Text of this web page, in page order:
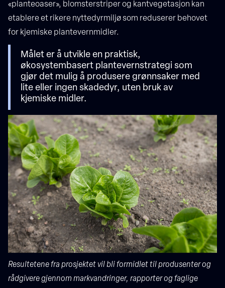
«planteoaser», blomsterstriper og kantvegetasjon kan
etablere et rikere nyttedyrmiljø som reduserer behovet
for kjemiske plantevernmidler.
Målet er å utvikle en praktisk,
økosystembasert plantevernstrategi som
gjør det mulig å produsere grønnsaker med
lite eller ingen skadedyr, uten bruk av
kjemiske midler.
Resultetene fra prosjektet vil bli formidlet til produsenter og
rådgivere gjennom markvandringer, rapporter og faglige